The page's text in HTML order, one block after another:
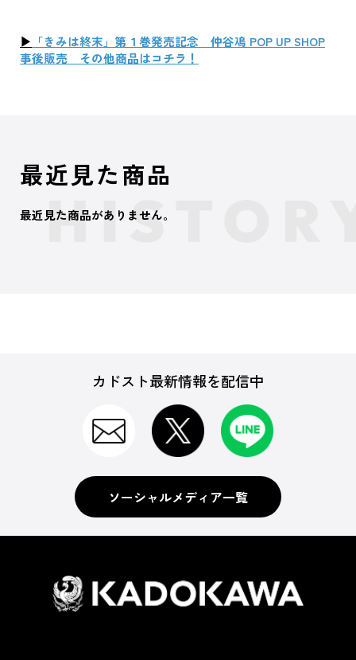
▶ 「きみは終末」第１巻発売記念 仲谷鳰 POP UP SHOP
事後販売 その他商品はコチラ！
最近見た商品
最近見た商品がありません。
カドスト最新情報を配信中
ソーシャルメディア一覧